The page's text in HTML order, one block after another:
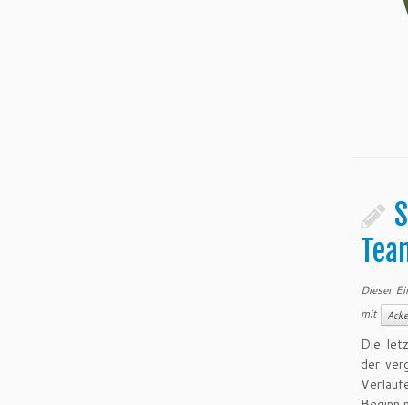
Dieser
mit
Die
der